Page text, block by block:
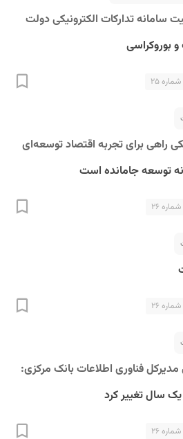
سامانه تدارکات الکترونیکی دولت
بوروکراسی
شماره ۲۵
راهی برای تجربه اقتصاد توسعه‌ای
توسعه جامانده است
شماره ۲۶
شماره ۲۶
فناوری اطلاعات بانک مرکزی:
سال تغییر کرد
شماره ۲۶